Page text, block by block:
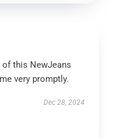
of this NewJeans
very promptly.
Dec 28, 2024